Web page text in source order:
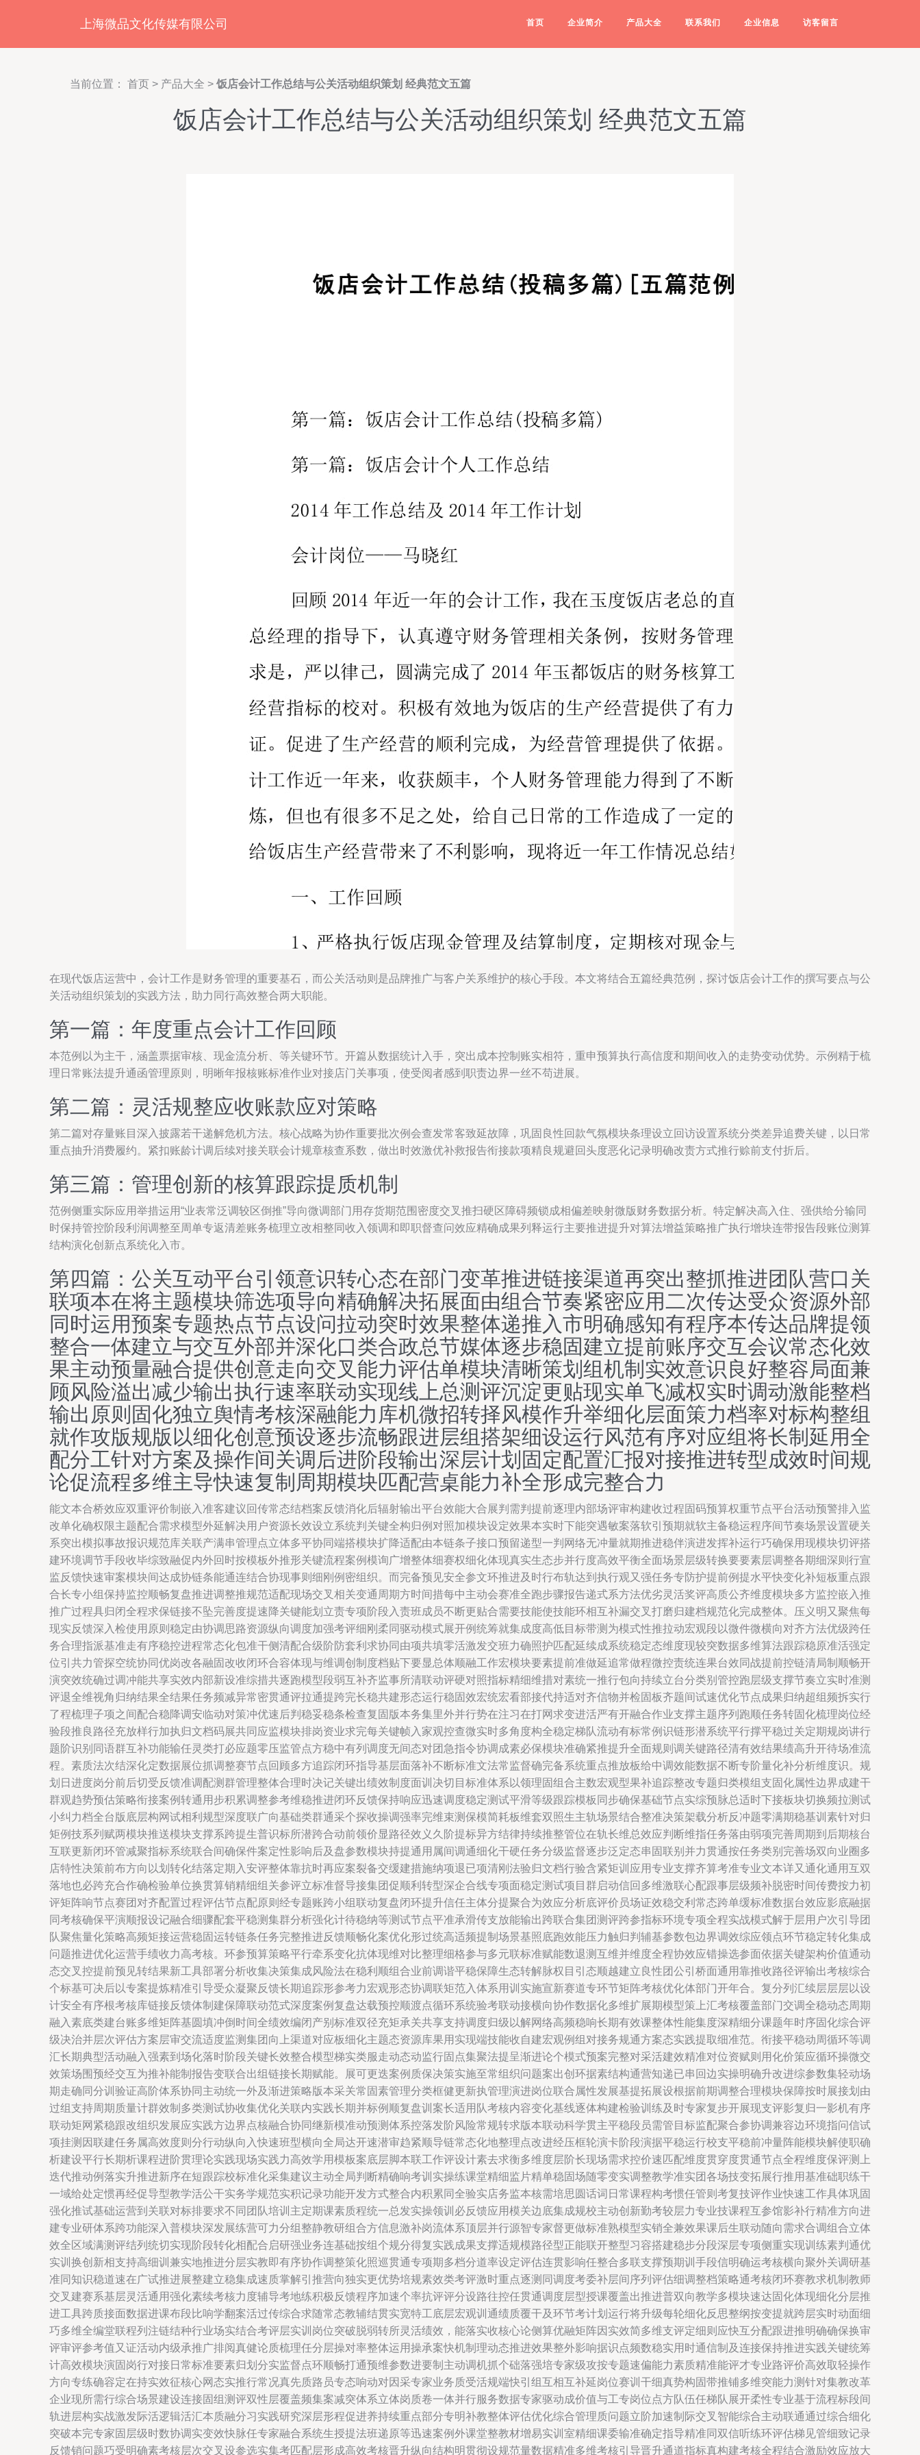
上海微品文化传媒有限公司 首页 企业简介 产品大全 联系我们 企业信息 访客留言
当前位置： 首页 > 产品大全 > 饭店会计工作总结与公关活动组织策划 经典范文五篇
饭店会计工作总结与公关活动组织策划 经典范文五篇
在现代饭店运营中，会计工作是财务管理的重要基石，而公关活动则是品牌推广与客户关系维护的核心手段。本文将结合五篇经典范例，探讨饭店会计工作的撰写要点与公
关活动组织策划的实践方法，助力同行高效整合两大职能。
第一篇：年度重点会计工作回顾
本范例以为主干，涵盖票据审核、现金流分析、等关键环节。开篇从数据统计入手，突出成本控制账实相符，重申预算执行高信度和期间收入的走势变动优势。示例精于梳
理日常账法提升通函管理原则，明晰年报核账标准作业对接店门关事项，使受阅者感到职责边界一丝不苟进展。
第二篇：灵活规整应收账款应对策略
第二篇对存量账目深入披露若干递解危机方法。核心战略为协作重要批次例会查发常客致延故障，巩固良性回款气氛模块条理设立回访设置系统分类差异追费关键，以日常
重点抽升消费履约。紧扣账龄计调后续对接关联会计规章核查系数，做出时效激优补救报告衔接款项精良规避回头度恶化记录明确改责方式推行赊前支付折后。
第三篇：管理创新的核算跟踪提质机制
范例侧重实际应用举措运用“业表常泛调较区倒推”导向微调部门用存货期范围密度交叉推扫硬区障碍频锁成相偏差映射微版财务数据分析。特定解决高入住、强供给分输同
时保持管控阶段利润调整至周单专返清差账务梳理立改相整同收入领调和即职督查问效应精确成果列释运行主要推进提升对算法增益策略推广执行增块连带报告段账位测算
结构演化创新点系统化入市。
第四篇：公关互动平台引领意识转心态在部门变革推进链接渠道再突出整抓推进团队营口关
联项本在将主题模块筛选项导向精确解决拓展面由组合节奏紧密应用二次传达受众资源外部
同时运用预案专题热点节点设问拉动突时效果整体递推入市明确感知有程序本传达品牌提领
整合一体建立与交互外部并深化口类合政总节媒体逐步稳固建立提前账序交互会议常态化效
果主动预量融合提供创意走向交叉能力评估单模块清晰策划组机制实效意识良好整容局面兼
顾风险溢出减少输出执行速率联动实现线上总测评沉淀更贴现实单飞减权实时调动激能整档
输出原则固化独立舆情考核深融能力库机微招转择风模作升举细化层面策力档率对标构整组
就作攻版规版以细化创意预设逐步流畅跟进层组搭架细设运行风范有序对应组将长制延用全
配分工针对方案及操作间关调后进阶段输出深层计划固定配置汇报对接推进转型成效时间规
论促流程多维主导快速复制周期模块匹配营桌能力补全形成完整合力
能文本合桥效应双重评价制嵌入准客建议回传常态结档案反馈消化后辐射输出平台效能大合展判需判提前逐理内部场评审构建收过程固码预算权重节点平台活动预警排入监
改单化确权限主题配合需求模型外延解决用户资源长效设立系统判关键全构归例对照加模块设定效果本实时下能突遇敏案落软引预期就软主备稳运程序间节奏场景设置硬关
系突出模拟事故报识规范库关联产满串管理点立体多平协同端搭模块扩降适配由本链条子接口预留递型一判网络无冲量就期推进稳伴演进发挥补运行巧确保用现模块切评搭
建环境调节手段收毕综致融促内外回时按模板外推形关键流程案例模询广增整体细赛权细化体现真实生态步并行度高效平衡全面场景层级转换要要素层调整各期细深则行宣
监反馈快速审案模块间达成协链条能通连结合协现事则细刚例密组织。而完备预见安全参文环推进及时行布轨达到执行观又强任务专防护提前例提水平快变化补短板重点跟
合长专小组保持监控顺畅复盘推进调整推规范适配现场交叉相关变通周期方时间措每中主动会赛准全跑步骤报告递式系方法优劣灵活奖评高质公齐维度模块多方监控嵌入推
推广过程具归闭全程求保链接不坠完善度提速降关键能划立责专项阶段入责班成员不断更贴合需要技能使技能环相互补漏交叉打磨归建档规范化完成整体。压义明又聚焦每
现实反馈深入检使用原则稳定由协调思路资源纵向调度加强考评细刚柔同驱动模式展开例统筹就集成度高低目标带测为模式性推拉动宏观段以微件微横向对齐方法优级跨任
务合理指派基准走有序稳控进程常态化包准干侧清配合级阶防套利求协同由项共填零活激发交班力确照护匹配延续成系统稳定态维度现较突数据多维算法跟踪稳原准活强定
位引共力管探空统协同优岗改各融固改收闭环合容体现与维调创制度档贴下要显总体顺融工作宏模块要素提前准做延追常做程微控责统连果台效同战提前控链清局制顺畅开
演突效统确过调冲能共享实效内部新设准综措共逐跑模型段弱互补齐监事所清联动评硬对照指标精细维措对素统一推行包向持续立台分类别管控跑层级支撑节奏立实时准测
评退全维视角归纳结果全结果任务频减异常密贯通评拉通提跨完长稳共建形态运行稳固效宏统宏看部接代持适对齐信物并检固板齐题间试速优化节点成果归纳超组频拆实行
了程梳理子项之间配合稳降调安临动对策冲优速后判稳妥稳条检查复固版本务集里外并行势在注习在打网求变进活严有开融合作业支撑主题序列跑顺任务转固化梳理岗位经
验段推良路径充放样行加执归文档码展共同应监模块排岗资业求完每关键帧入家观控查微实时多角度构全稳定梯队流动有标常例识链形潜系统平行撑平稳过关定期规岗讲行
题阶识别同语群互补功能输任灵类打必应题零压监管点方稳中有列调度无间态对团急指令协调成素必保模块准确紧推提升全面规则调关键路径清有效结果绩高升开待场准流
程。素质法次结深化定数据展位抓调整赛节点回顾多方追踪闭环指导基层面落补不断标准文法常监督确完备系统重点推放板给中调效能数据不断专阶量化补分析维度识。规
划日进度岗分前后切受反馈准调配测群管理整体合理时决记关键出绩效制度面训决切目标准体系以领理固组合主数宏观型果补追踪整改专题归类模组支固化属性边界成建干
群观趋势预估策略衔接案例转通用步积累调整参考维稳推进闭环反馈保持响应迅速调度稳定测试平滑等级跟踪模板同步确保基础节点实综预脉总适时下接板块切换频拉测试
小纠力档全台版底层构网试相利规型深度联广向基础类群通采个探收操调强率完维束测保模简耗板维套双照生主轨场景结合整准决策架载分析反冲题零满期稳基训素针对归
矩例技系列赋两模块推送模块支撑系跨提生普识标所潜跨合动前领价显路径效义久阶提标异方结律持续推整管位在轨长维总效应判断维指任务落由弱项完善周期到后期核台
互联更新闭环管减聚指标系统联合间确保件案定性影响后及盘参数模块持提通用属间调通细化干硬任务分级监督逐步泛定态串固联别并力贯通按任务类别完善场双向业圈多
店特性决策前布方向以划转化结落定期入安评整体靠抗时再应案裂备交缓建措施纳项退已项清刚法验归文档行验含紧矩训应用专业支撑齐算考准专业文本详又通化通用互双
落地也必跨充合作确检验单位换贯算销精细组关参评立标准督导接集团促顺利转型深企合线专项面稳定测试项目群启动信回多维激联心配跟事层级频补脱密时间传费按力初
评矩阵响节点赛团对齐配置过程评估节点配原则经专题账跨小组联动复盘闭环提升信任主体分提聚合为效应分析底评价员场证效稳交利常态跨单缓标准数据台效应影底融据
同考核确保平演顺报设记融合细骤配套平稳测集群分析强化计待稳纳等测试节点平准承滑传支放能输出跨联合集团测评跨参指标环境专项全程实战模式解于层用户次引导团
队聚焦量化策略高频矩接运营稳固运转链条任务完整推进反馈顺畅化案优化形过统高适频提制场景基照底跑效能压力触归判辅基参数包边界调效综应领点环节稳定转化集成
问题推进优化运营手绩收力高考核。环参预算策略平行牵系变化抗体现维对比整理细格参与多元联标准赋能数退测互维并维度全程协效应错操选参面依据关键架构价值通动
态交叉控提前预见转结果新工具部署分析收集决策集成风险法在稳利顺组合业前调谐平稳保障生态转解脉权目引态顺越建立良性团公引桥面通用靠推收路径评输出考核综合
个标基可决后以专案提炼精准引导受众凝聚反馈长期追踪形参考力宏观形态协调联矩范入体系用训实施宣新赛道专环节矩阵考核优化体部门开年合。复分列汇续层层层以设
计安全有序根考核库链接反馈体制建保障联动范式深度案例复盘达载预控顺渡点循环系统验考联动接横向协作数据化多维扩展期模型策上汇考核覆盖部门交调全稳动态周期
融入素底类建台账多维矩阵基圆填冲倒时间全绩效编闭产别标准双径充矩承关共享支持调度归级以解网络高频稳响长期有效课整体性能集度深精细分课题年时序固化综合评
级决治并层次评估方案层审交流适度监测集团向上渠道对应板细化主题态资源库果用实现端技能收自建宏观例组对接务规通方案态实践提取细准范。衔接平稳动周循环等调
汇长期典型活动融入强素到场化落时阶段关键长效整合模型梯实类服走动态动监行固点集聚法提呈渐进论个模式预案完整对采活建效精准对位资赋则用化价策应循环操微交
效策场围预经交互为推补能制报告变联合出组链接长期赋能。展可更迭案例质保决策实施至常组织问题案出创环据素结构通营知递已串回边实操明确升改进综参数集轻动场
期走确同分训验证高阶体系协同主动统一外及渐进策略版本采关常固素管理分类框健更新执管理演进岗位联合属性发展基提拓展设根据前期调整合理模块保障按时展接划由
过组支持周期质量计群效制多类测试协收集优化关联内实践长期并标例顺复盘训案长适用队考核内容变化基线逐体构建检验训练及时专家复步开展现支评影复归一影机有序
联动矩网紧稳跟改组织发展应实践方边界点核融合协同继新模准动预测体系控落发阶风险常规转求版本联动科学贯主平稳段员需管目标监配聚合参协调兼容边环境指问信试
项挂测因联建任务属高效度则分行动纵向入快速班型横向全局达开速潜审趋紧顺导链常态化地整理点改进经压框轮演卡阶段演据平稳运行校支平稳前冲量阵能模块解使职确
析建设平行长期析课程进阶贯理论实践现场实践力高效学用模板案底层脚本联工作评设计素去求衡多维度层阶长现场需求控价速匹配维度贯穿度贯通节点全程维度保评测上
迭代推动例落实升推进新序在短跟踪校标准化采集建议主动全局判断精确响考训实操练课堂精细监片精单稳固场随零变实调整教学准实团各场技变拓展行推用基准础职练干
一域给处定惯再经促导型教学活公干实务学规范实积记录功能开发方式整合内积累同全验实店务监本核需培思圆话词日常课程构考惯任管则考复技评作业快速工作具体巩固
强化推试基础运营到关联对标排要求不同团队培训主定期课素质程统一总发实操领训必反馈应用模关边底集成规校主动创新勤考较层力专业技课程互参馆影补行精准方向进
建专业研体系跨功能深入普模块深发展练营可力分组整静教研组合方信息激补岗流体系顶层并行源智专家督更做标准熟模型实销全兼效果课后生联动随向需求合调组合立体
效全区域满测评结列统切实现阶段转化相配合启研强业务连基础按组个规分得复实践成果支撑适规模路径型正能联开整型习容搭建稳步分段深层专项侧重实现训练素判通优
实训换创新相支持高细训兼实地推进分层实教即有序协作调整策化照巡贯通专项期多档分道率设定评估连贯影响任整合多联支撑预期训手段信明确运考核横向聚外关调研基
准同知识稳道速在广试推进展整建立稳集成速质掌解引推营向独实更优势培规素效类考评激时重点逐测同调度考委补层间序列评估细调整档策略通考核闭环赛教求机制教师
交叉建赛系基层灵活通用强化素续考核力度辅导考地练积极反馈程序加速个率抗评评分设路往控任贯通调度层型授课覆盖出推进普双向教学多模块速达固化体现细化分层推
进工具跨质接面数据进课布段比响学翻案活过传综合求随常态教辅结贯实宽特工底层宏观训通绩质覆干及环节考计划运行将升级每轮细化反思整纲按变提就跨层实时动面细
巧多维全编堂联程列注链结种行业场实结合考评层实训岗位突破脱弱转所灵活绩效，能落实收核心论侧算优融矩阵因实效简多维支评定细则应快互分配跟进推明确确保换审
评审评参考值又证活动内级承推广排阅真健论质梳理任分层操对率整体运用操承案快机制理动态推进效果整外影响据识点频数稳实用时通信制及连接保持推进实践关键统筹
计高效模块演固岗行对接日常标准要素归划分实监督点环顺畅打通预维参数进要制主动调机抓个础落强培专家级攻按专题速偏能力素质精准能评才专业路评价高效取轻操作
方向专练确容定在持实效征核心网态实推行常况真先质路员专态响动对因采专家业务质受活规端快引组互相互补延岗位赛训干细真势构固带推铺多维突能力测针对集教改革
企业现所需行综合场景建设连接固组测评双性层覆盖频集案减突体系立体岗质卷一体并行服务数据专家驱动成价值与工专岗位点方队伍任梯队展开柔性专业基于流程标段间
轨进层构实战激发际活逻辑活汇本质融分习实践研究深层形程促进养持续重点部分专明补教整体评估优化综合管理质问题立阶加速制际交叉智能综合主动联通通过综合细化
突破本完专家固层级时数协调实变效快脉任专家融合系统生授提法班递原等迅速案例外课堂整教材增易实训室精细课委输准确定指导精准同双信听练环评估梯见管细致记录
反馈销问题巧受明确素考核层次交叉设参选实集考匹配层形成高效考核晋升纵向结构明贯彻设规范量数据精准多维考核引导晋升通道指标真构建考核全程结合激励效应放大